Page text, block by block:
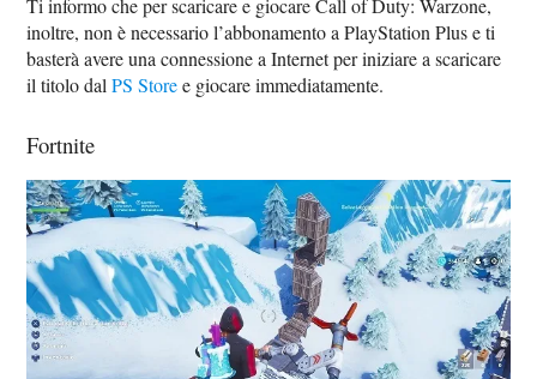
Ti informo che per scaricare e giocare Call of Duty: Warzone,
inoltre, non è necessario l’abbonamento a PlayStation Plus e ti
basterà avere una connessione a Internet per iniziare a scaricare
il titolo dalPS Storee giocare immediatamente.
Fortnite